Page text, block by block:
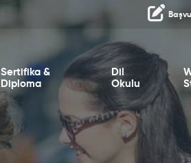
Sertifika &
Diploma
Dil
Okulu